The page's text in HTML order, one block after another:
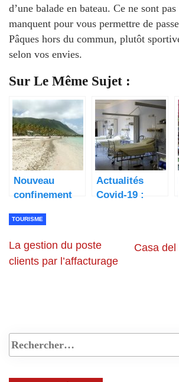
d’une balade en bateau. Ce ne sont
manquent pour vous permettre de
Pâques hors du commun, plutôt
selon vos envies.
Sur Le Même Sujet :
Nouveau
confinement
semaines en
Actualités
Covid-19 :
3000
soignants,
TOURISME
La gestion du poste
clients par l’affacturage
Casa